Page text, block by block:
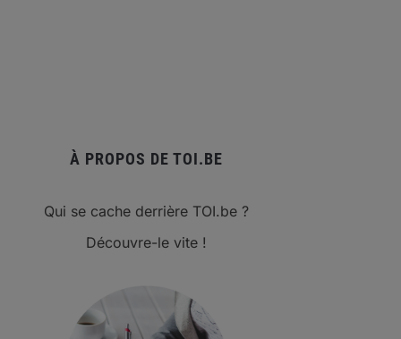
À PROPOS DE TOI.BE
Qui se cache derrière TOI.be ?
Découvre-le vite !